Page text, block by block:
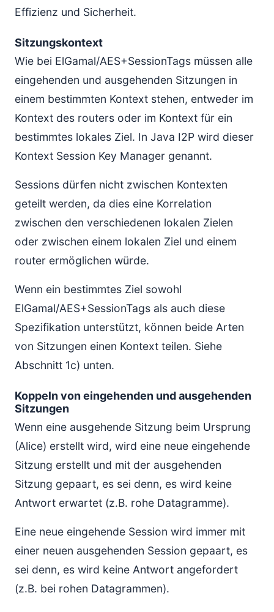
Effizienz und Sicherheit.
Sitzungskontext
Wie bei ElGamal/AES+SessionTags müssen alle
eingehenden und ausgehenden Sitzungen in
einem bestimmten Kontext stehen, entweder im
Kontext des routers oder im Kontext für ein
bestimmtes lokales Ziel. In Java I2P wird dieser
Kontext Session Key Manager genannt.
Sessions dürfen nicht zwischen Kontexten
geteilt werden, da dies eine Korrelation
zwischen den verschiedenen lokalen Zielen
oder zwischen einem lokalen Ziel und einem
router ermöglichen würde.
Wenn ein bestimmtes Ziel sowohl
ElGamal/AES+SessionTags als auch diese
Spezifikation unterstützt, können beide Arten
von Sitzungen einen Kontext teilen. Siehe
Abschnitt 1c) unten.
Koppeln von eingehenden und ausgehenden
Sitzungen
Wenn eine ausgehende Sitzung beim Ursprung
(Alice) erstellt wird, wird eine neue eingehende
Sitzung erstellt und mit der ausgehenden
Sitzung gepaart, es sei denn, es wird keine
Antwort erwartet (z.B. rohe Datagramme).
Eine neue eingehende Session wird immer mit
einer neuen ausgehenden Session gepaart, es
sei denn, es wird keine Antwort angefordert
(z.B. bei rohen Datagrammen).